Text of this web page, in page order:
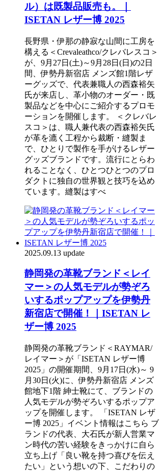
ル）は既製品販売も。｜
ISETAN レザー博 2025
長野県・伊那の静寂な山間に工房を
構える＜Crevaleathco/クレバレスコ＞
が、9月27日(土)～9月28日(日)の2日
間、伊勢丹新宿店 メンズ館1階レザ
ーグッズで、代表兼職人の西森裕矢
氏が来店し、革小物のオーダー・既
製品などを中心にご紹介するプロモ
ーションを開催します。 ＜クレバレ
スコ＞は、職人兼代表の西森裕矢氏
が革を漉く工程から裁断・縫製ま
で、ひとりで製作を手がけるレザー
グッズブランドです。流行にとらわ
れることなく、ひとつひとつのプロ
ダクトに独自の世界観と技巧を込め
ています。縫製はすべ
2025.09.13 update
静岡発の革靴ブランド＜レイ
マー＞の人気モデルが勢ぞろ
いするポップアップを伊勢丹
新宿店で開催！｜ISETAN レ
ザー博 2025
静岡発の革靴ブランド＜RAYMAR/
レイマー＞が「ISETAN レザー博
2025」の開催期間、9月17日(水)～ 9
月30日(火)に、伊勢丹新宿店 メンズ
館地下1階 紳士靴にて、ブランドの
人気モデルが勢ぞろいするポップア
ップを開催します。 「ISETAN レザ
ー博 2025」イベント情報はこちら ブ
ランドの代表、大石氏が新人営業マ
ン時代の苦い経験をきっかけに自ら
立ち上げ「良い靴を持つ喜びを伝え
たい」という想いの下、こだわりの